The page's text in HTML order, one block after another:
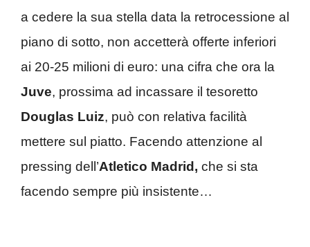
a cedere la sua stella data la retrocessione al
piano di sotto, non accetterà offerte inferiori
ai 20-25 milioni di euro: una cifra che ora la
Juve, prossima ad incassare il tesoretto
Douglas Luiz, può con relativa facilità
mettere sul piatto. Facendo attenzione al
pressing dell’Atletico Madrid, che si sta
facendo sempre più insistente…